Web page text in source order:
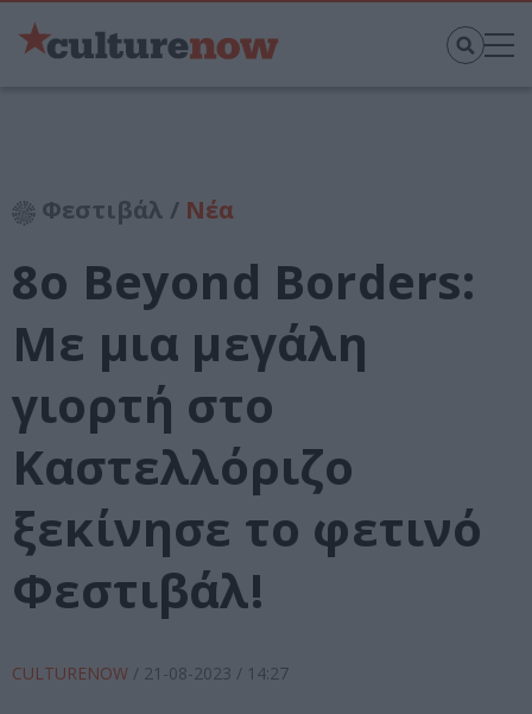
Φεστιβάλ / Νέα
8ο Beyond Borders:
Με μια μεγάλη
γιορτή στο
Καστελλόριζο
ξεκίνησε το φετινό
Φεστιβάλ!
CULTURENOW / 21-08-2023 / 14:27